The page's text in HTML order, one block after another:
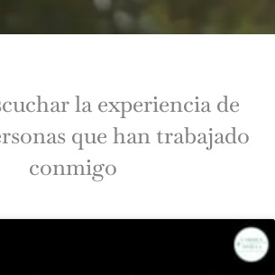
la experiencia de
que han trabajado
conmigo